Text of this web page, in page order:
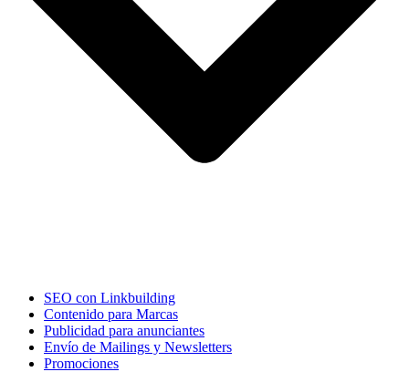
SEO con Linkbuilding
Contenido para Marcas
Publicidad para anunciantes
Envío de Mailings y Newsletters
Promociones